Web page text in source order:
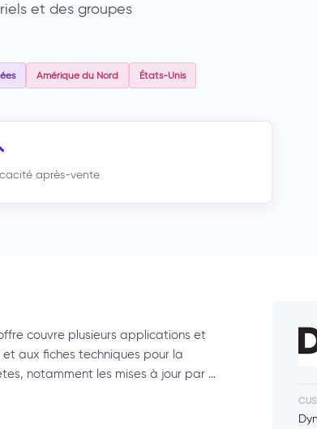
et des groupes
Amérique du Nord États-Unis
après-vente
couvre plusieurs applications et
aux fiches techniques pour la
notamment les mises à jour par …